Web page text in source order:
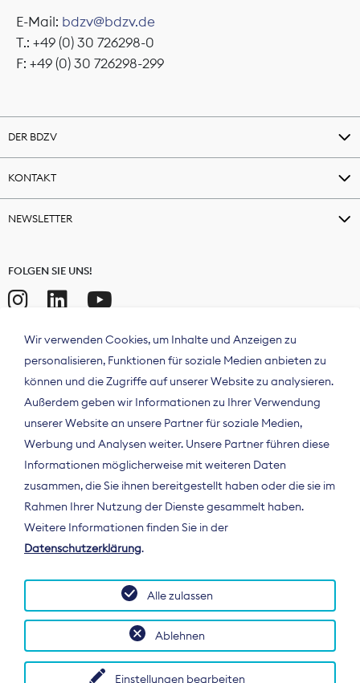
E-Mail: bdzv@bdzv.de
T.: +49 (0) 30 726298-0
F: +49 (0) 30 726298-299
DER BDZV
KONTAKT
NEWSLETTER
FOLGEN SIE UNS!
Der Bundesverband Digitalpublisher und
Zeitungsverleger (BDZV) vertritt als
Spitzenorganisation die Interessen der
Deutschland und auf EU-Ebene.
Wir verwenden Cookies, um Inhalte und Anzeigen zu
personalisieren, Funktionen für soziale Medien anbieten zu
können und die Zugriffe auf unserer Website zu analysieren.
Außerdem geben wir Informationen zu Ihrer Verwendung
unserer Website an unsere Partner für soziale Medien,
Werbung und Analysen weiter. Unsere Partner führen diese
Informationen möglicherweise mit weiteren Daten
zusammen, die Sie ihnen bereitgestellt haben oder die sie im
Rahmen Ihrer Nutzung der Dienste gesammelt haben.
Weitere Informationen finden Sie in der
Datenschutzerklärung.
Einstellungen bearbeiten
Ablehnen
Alle zulassen